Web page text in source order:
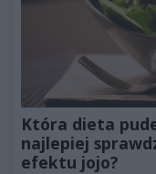
Która dieta
najlepiej
efektu jojo?